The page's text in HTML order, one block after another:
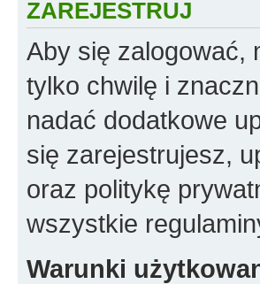
ZAREJESTRUJ
Aby się zalogować,
tylko chwilę i
nadać dodatkowe
się zarejestrujesz,
oraz politykę
wszystkie
Warunki